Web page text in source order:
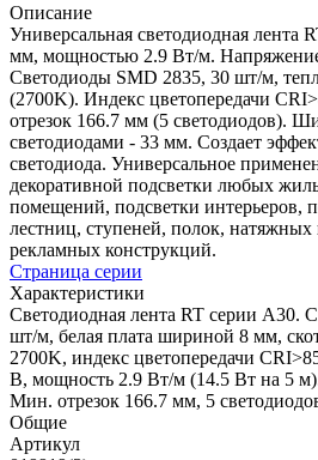
Описание
Универсальная светодиодная лента
мм, мощностью 2.9 Вт/м.
Светодиоды SMD 2835, 30 шт/м,
(2700K). Индекс цветопередачи
отрезок 166.7 мм (5 светодиодов).
светодиодами - 33 мм. Создает
светодиода. Универсальное
декоративной подсветки любых
помещений, подсветки интерьеров,
лестниц, ступеней, полок, натяжных
рекламных конструкций.
Страница серии
Характеристики
Светодиодная лента RT серии A30.
шт/м, белая плата шириной 8 мм,
2700K, индекс цветопередачи
В, мощность 2.9 Вт/м (14.5 Вт на 5
Мин. отрезок 166.7 мм, 5
Общие
Артикул